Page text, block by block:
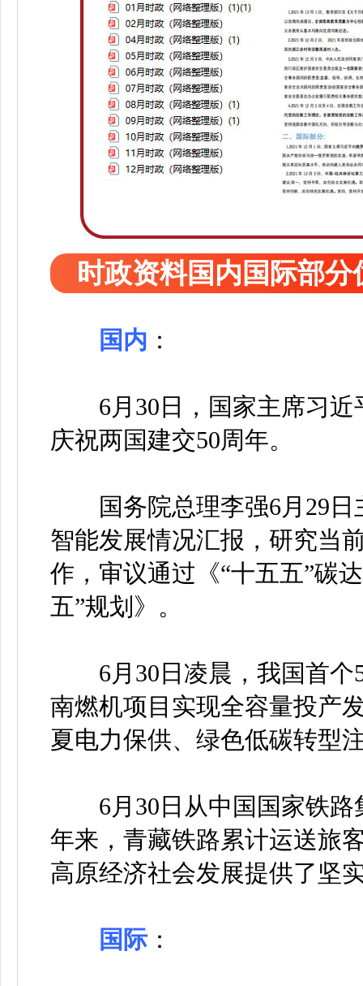
时政资料国内国际部分
国内 ：
6月30日，国家主席习近
庆祝两国建交50周年。
国务院总理李强6月29日
智能发展情况汇报，研究当
作，审议通过《“十五五”碳
五”规划》。
6月30日凌晨，我国首个
南燃机项目实现全容量投产
夏电力保供、绿色低碳转型
6月30日从中国国家铁路
年来，青藏铁路累计运送旅
高原经济社会发展提供了坚
国际：